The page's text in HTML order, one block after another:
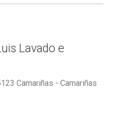
Lavado e
Camariñas - Camariñas